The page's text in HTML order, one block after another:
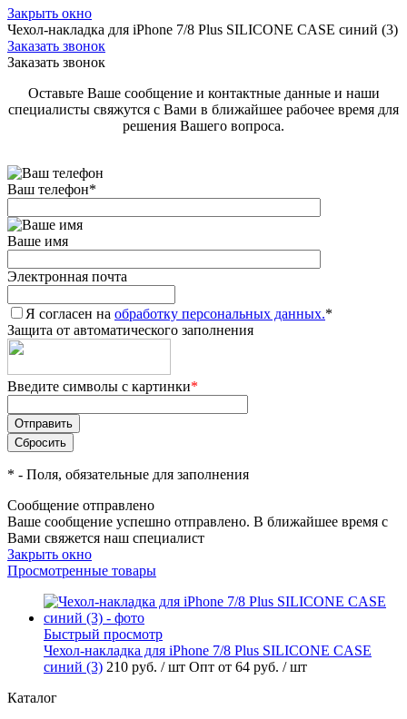
Закрыть окно
Чехол-накладка для iPhone 7/8 Plus SILICONE CASE синий (3)
Заказать звонок
Заказать звонок
Оставьте Ваше сообщение и контактные данные и наши
специалисты свяжутся с Вами в ближайшее рабочее время для
решения Вашего вопроса.
Ваш телефон*
Ваше имя
Электронная почта
Я согласен на обработку персональных данных.*
Защита от автоматического заполнения
Введите символы с картинки*
* - Поля, обязательные для заполнения
Сообщение отправлено
Ваше сообщение успешно отправлено. В ближайшее время с
Вами свяжется наш специалист
Закрыть окно
Просмотренные товары
Быстрый просмотр
Чехол-накладка для iPhone 7/8 Plus SILICONE CASE
синий (3) 210 руб. / шт Опт от 64 руб. / шт
Каталог